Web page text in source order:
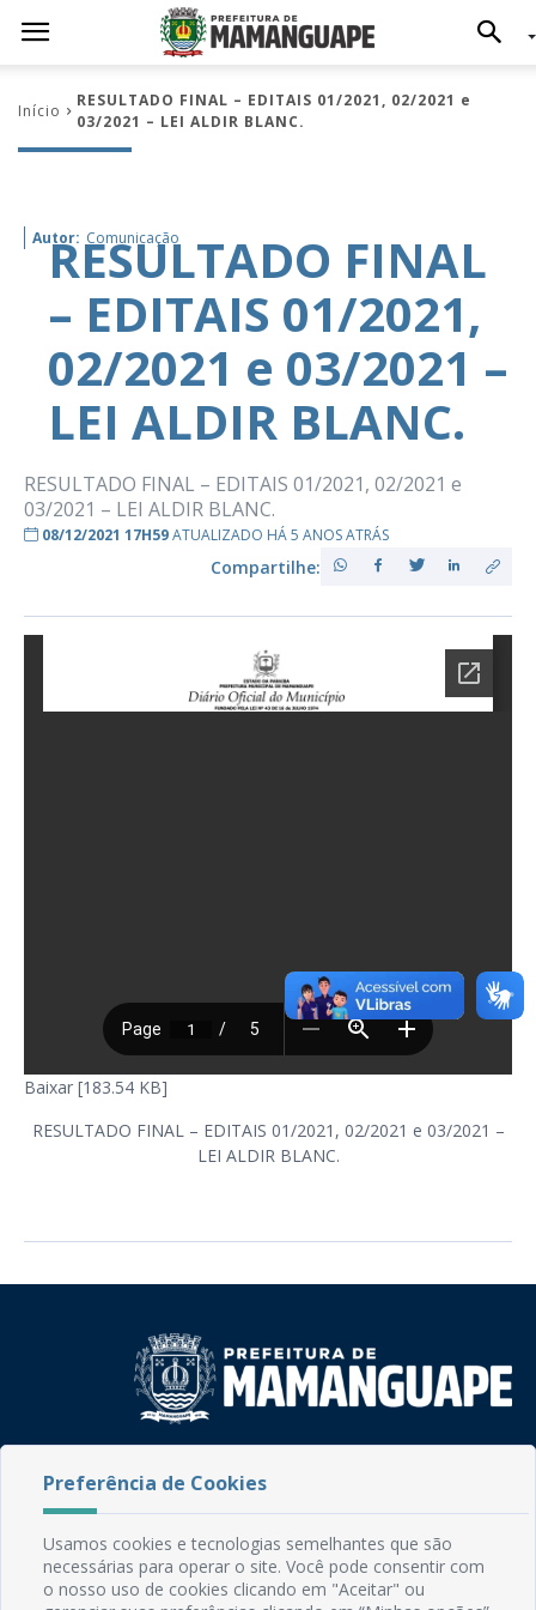
Início
RESULTADO FINAL – EDITAIS 01/2021, 02/2021 e
03/2021 – LEI ALDIR BLANC.
Autor: Comunicação
RESULTADO FINAL
– EDITAIS 01/2021,
02/2021 e 03/2021 –
LEI ALDIR BLANC.
RESULTADO FINAL – EDITAIS 01/2021, 02/2021 e
03/2021 – LEI ALDIR BLANC.
08/12/2021 17H59ATUALIZADO HÁ 5 ANOS ATRÁS
Compartilhe:
Baixar [183.54 KB]
RESULTADO FINAL – EDITAIS 01/2021, 02/2021 e 03/2021 –
LEI ALDIR BLANC.
CEP: 58.280-000 - Mamanguape/PB
Fone: (83) 3292-2246
Email: comunicacao@mamanguape.pb.gov.br
Expediente: Segunda à Sexta, das 08h às 13h
Preferência de Cookies
Usamos cookies e tecnologias semelhantes que são
necessárias para operar o site. Você pode consentir com
o nosso uso de cookies clicando em "Aceitar" ou